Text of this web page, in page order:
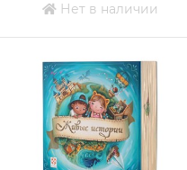
Нет в наличии